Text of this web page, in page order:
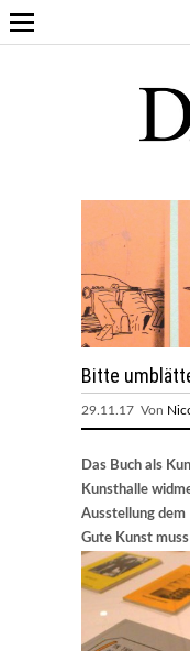
Bitte
29.11.17 Von
Das Buch als
Kunsthalle
Ausstellung dem
Gute Kunst